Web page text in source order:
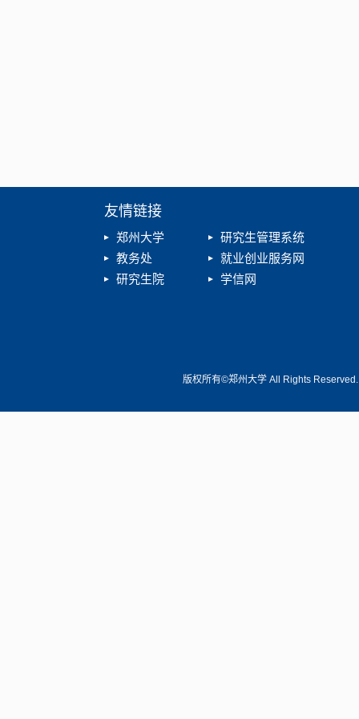
友情链接
郑州大学
教务处
研究生院
研究生管理系统
就业创业服务网
学信网
版权所有©郑州大学 All Rights